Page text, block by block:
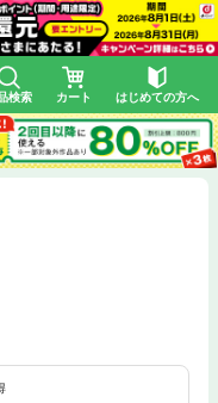
検索 カート はじめての方へ